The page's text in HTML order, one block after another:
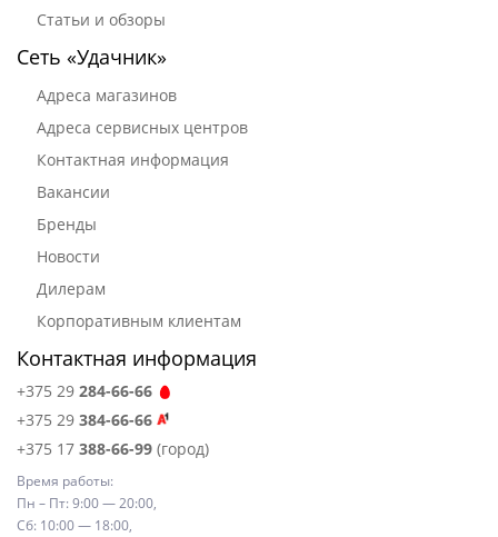
Статьи и обзоры
Сеть «Удачник»
Адреса магазинов
Адреса сервисных центров
Контактная информация
Вакансии
Бренды
Новости
Дилерам
Корпоративным клиентам
Контактная информация
+375 29 284-66-66
+375 29 384-66-66
+375 17 388-66-99 (город)
Время работы:
Пн – Пт: 9:00 — 20:00,
Сб: 10:00 — 18:00,